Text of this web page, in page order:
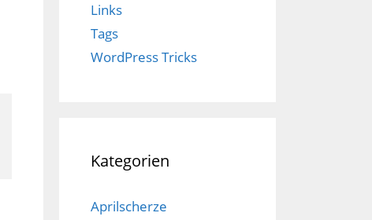
Links
Tags
WordPress Tricks
Kategorien
Aprilscherze